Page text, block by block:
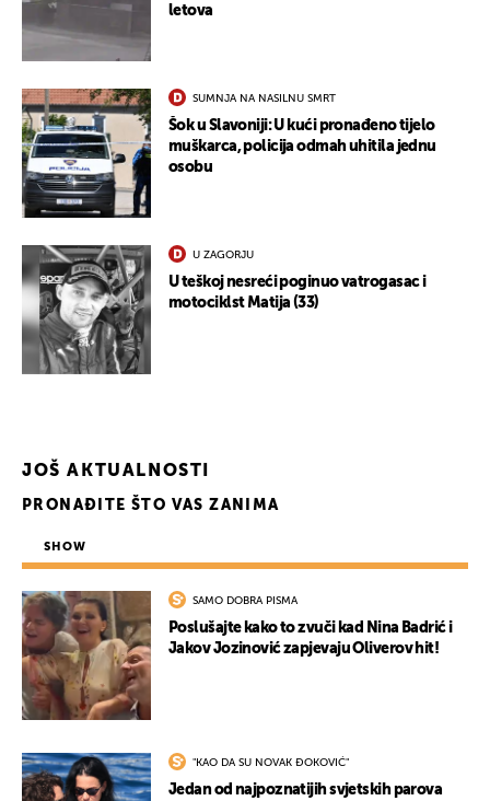
letova
SUMNJA NA NASILNU SMRT
Šok u Slavoniji: U kući pronađeno tijelo
muškarca, policija odmah uhitila jednu
osobu
U ZAGORJU
U teškoj nesreći poginuo vatrogasac i
motociklst Matija (33)
JOŠ AKTUALNOSTI
PRONAĐITE ŠTO VAS ZANIMA
SHOW
SAMO DOBRA PISMA
Poslušajte kako to zvuči kad Nina Badrić i
Jakov Jozinović zapjevaju Oliverov hit!
"KAO DA SU NOVAK ĐOKOVIĆ"
Jedan od najpoznatijih svjetskih parova
UKLJUČITE NOTIFIKACIJE